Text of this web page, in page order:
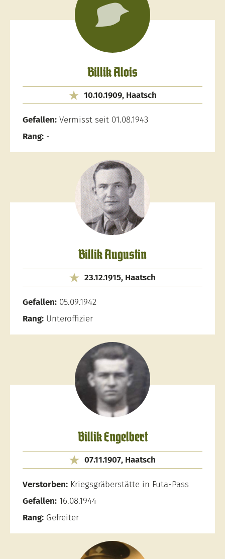
Billik Alois
10.10.1909, Haatsch
Gefallen: Vermisst seit 01.08.1943
Rang: -
Billik Augustin
23.12.1915, Haatsch
Gefallen: 05.09.1942
Rang: Unteroffizier
Billik Engelbert
07.11.1907, Haatsch
Verstorben: Kriegsgräberstätte in Futa-Pass
Gefallen: 16.08.1944
Rang: Gefreiter